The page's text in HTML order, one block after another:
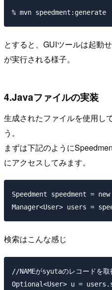
とすると、GUIツールは起動
が実行される様子。
4.Javaファイルの実装
生成されたファイルを使用し
う。
まずは下記のように
にアクセスしてみます。
Speedment speedment =
検索はこんな感じ
//NAMEがsyutaのレコードを取
Optional<User> u =